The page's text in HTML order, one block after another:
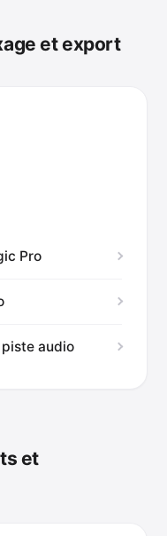
et export
Pro
piste audio
et